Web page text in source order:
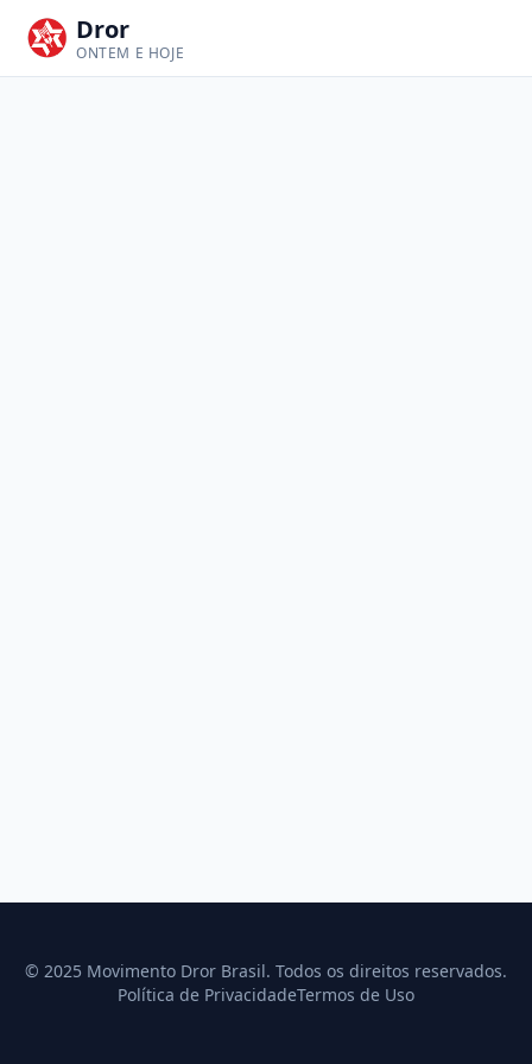
Dror
ONTEM E HOJE
© 2025 Movimento Dror Brasil. Todos os direitos reservados.
Política de PrivacidadeTermos de Uso